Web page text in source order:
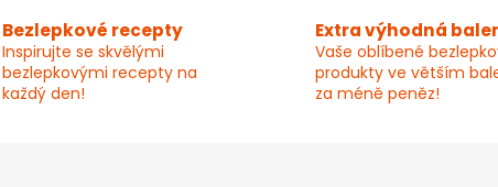
Bezlepkové recepty
Inspirujte se skvělými
bezlepkovými recepty na
každý den!
Extra výhodná
Vaše oblíbené
produkty ve větším
za méně peněz!